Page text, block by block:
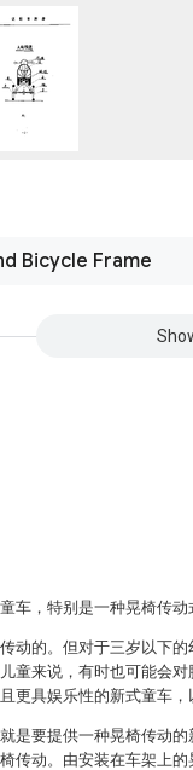
Bicycle Frame
车，特别是一种晃椅传动
动的。但对于三岁以下
童来说，有时也可能会
更具娱乐性的新式童车，
是要提供一种晃椅传动
传动。由安装在车架上